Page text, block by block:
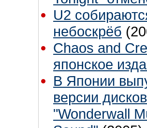
U2
небоскрёб
Chaos and
японское
В Японии
версии
"Wonderwall